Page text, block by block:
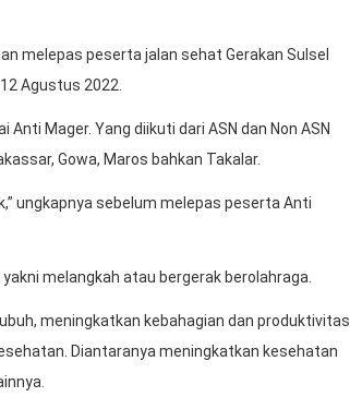
melepas peserta jalan sehat Gerakan Sulsel
Agustus 2022.
Mager. Yang diikuti dari ASN dan Non ASN
Gowa, Maros bahkan Takalar.
ungkapnya sebelum melepas peserta Anti
melangkah atau bergerak berolahraga.
meningkatkan kebahagian dan produktivitas
Diantaranya meningkatkan kesehatan